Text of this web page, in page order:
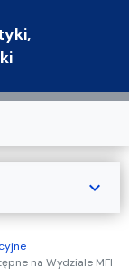
na Wydziale MFI
expand_more